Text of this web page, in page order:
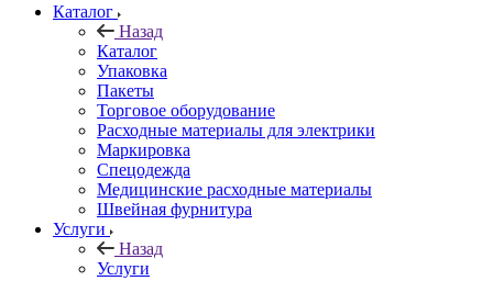
Каталог
Назад
Каталог
Упаковка
Пакеты
Торговое оборудование
Расходные материалы для электрики
Маркировка
Спецодежда
Медицинские расходные материалы
Швейная фурнитура
Услуги
Назад
Услуги